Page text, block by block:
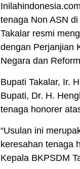
tenaga Non ASN
Takalar resmi
dengan Perjanjian
Negara dan
Bupati Takalar, Ir.
Bupati, Dr. H.
tenaga honorer
“Usulan ini
keresahan tenaga
Kepala BKPSDM